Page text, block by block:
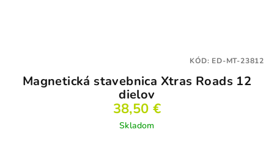
Magnetická stavebnica Xtras Roads 12
dielov
38,50 €
Skladom
KÓD: ED-MT-23812